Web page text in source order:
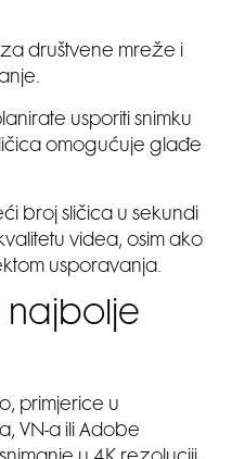
za društvene mreže i
usporiti snimku
omogućuje glađe
broj sličica u sekundi
videa, osim ako
usporavanja.
najbolje
primjerice u
VN-a ili Adobe